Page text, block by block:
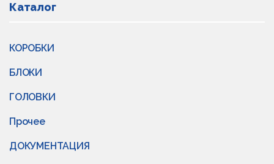
Каталог
КОРОБКИ
БЛОКИ
ГОЛОВКИ
Прочее
ДОКУМЕНТАЦИЯ